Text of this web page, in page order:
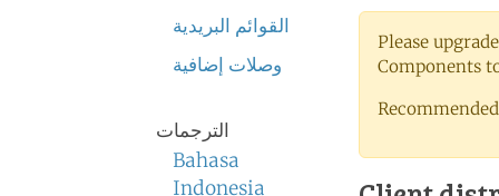
القوائم البريدية
وصلات إضافية
الترجمات
Bahasa
Indonesia
Please
Components